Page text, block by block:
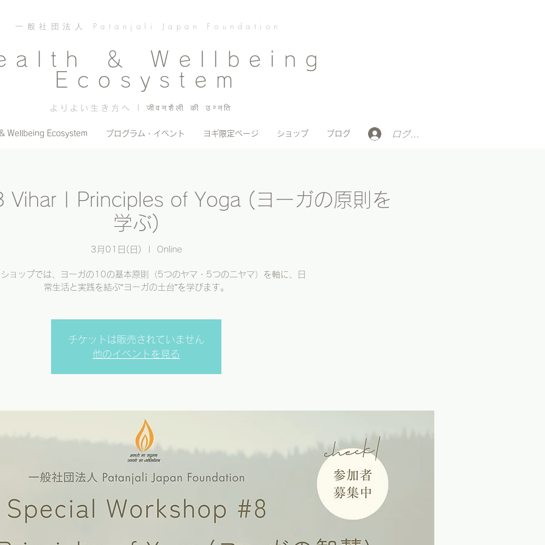
一般社団法人 Patanjali Japan Foundation
＆ Wellbeing
Ecosystem
よりよい生き方へ | जीवनशैली की उन्नति
Wellbeing Ecosystem プログラム・イベント ヨギ限定ページ ショップ ブログ ログイン
| Principles of Yoga (ヨーガの原則を
学ぶ)
3月01日(日) Online
ョップでは、ヨーガの10の基本原則（5つのヤマ・5つのニヤマ）を軸に、日
常生活と実践を結ぶ“ヨーガの土台”を学びます。
チケットは販売されていません
他のイベントを見る